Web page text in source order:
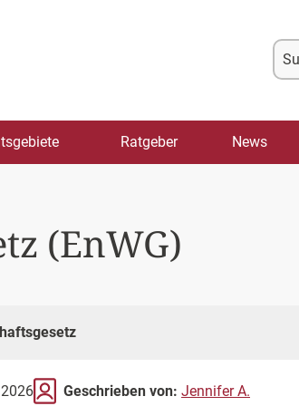
Ratgeber News
(EnWG)
Geschrieben von: Jennifer A.